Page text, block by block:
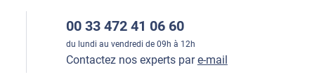
00 33 472 41 06 60
du lundi au vendredi de 09h à 12h
Contactez nos experts pare-mail